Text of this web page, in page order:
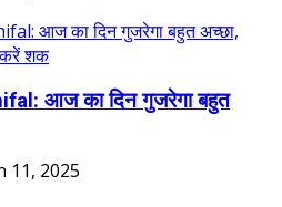
आज का दिन गुजरेगा बहुत
11, 2025